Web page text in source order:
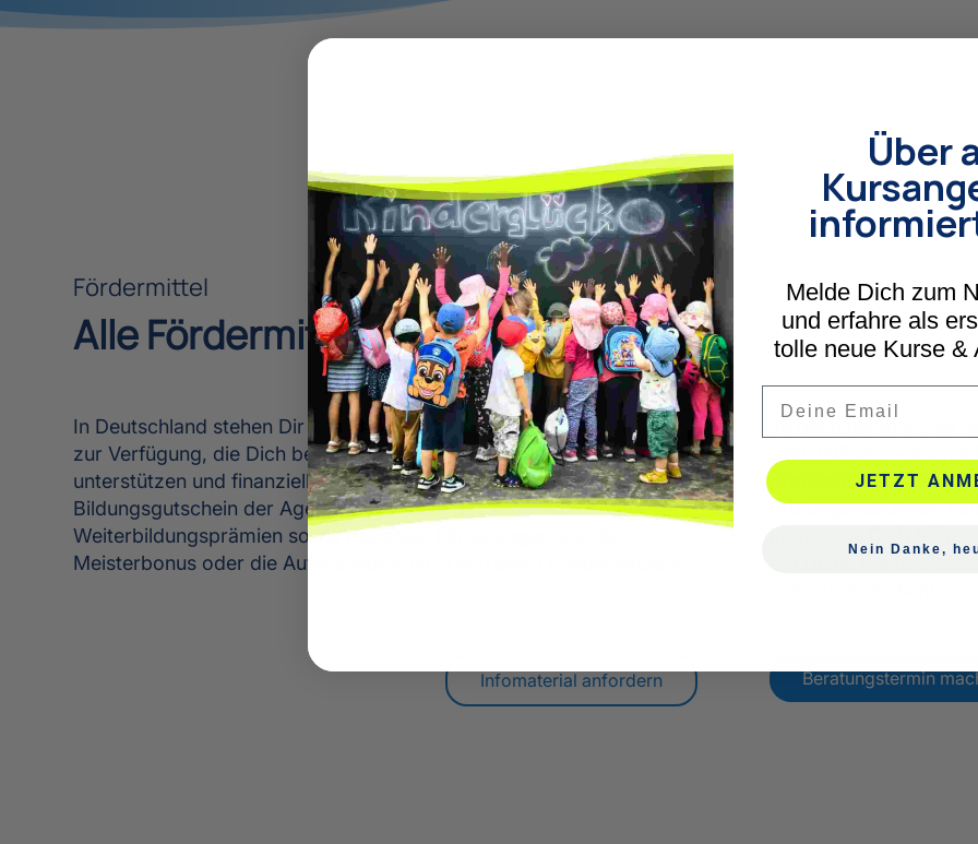
Fördermittel
Alle Fördermittel im Überblick
In Deutschland stehen Dir zahlreiche staatliche Förderprogramme
zur Verfügung, die Dich bei Deiner beruflichen Weiterbildung
unterstützen und finanziell entlasten. Dazu zählen unter anderem der
Bildungsgutschein der Agentur für Arbeit, das Aufstiegs-BAföG,
Weiterbildungsprämien sowie regionale Förderungen wie der
Meisterbonus oder die Aufstiegsprämie in einzelnen Bundesländern.
profitieren, die nicht
Prüfungsgebühren,
um Deine
Infomaterial anfordern Beratungstermin
Über
Melde Dich zum
und erfahre als
tolle neue Kurse &
JETZT
Nein Danke,